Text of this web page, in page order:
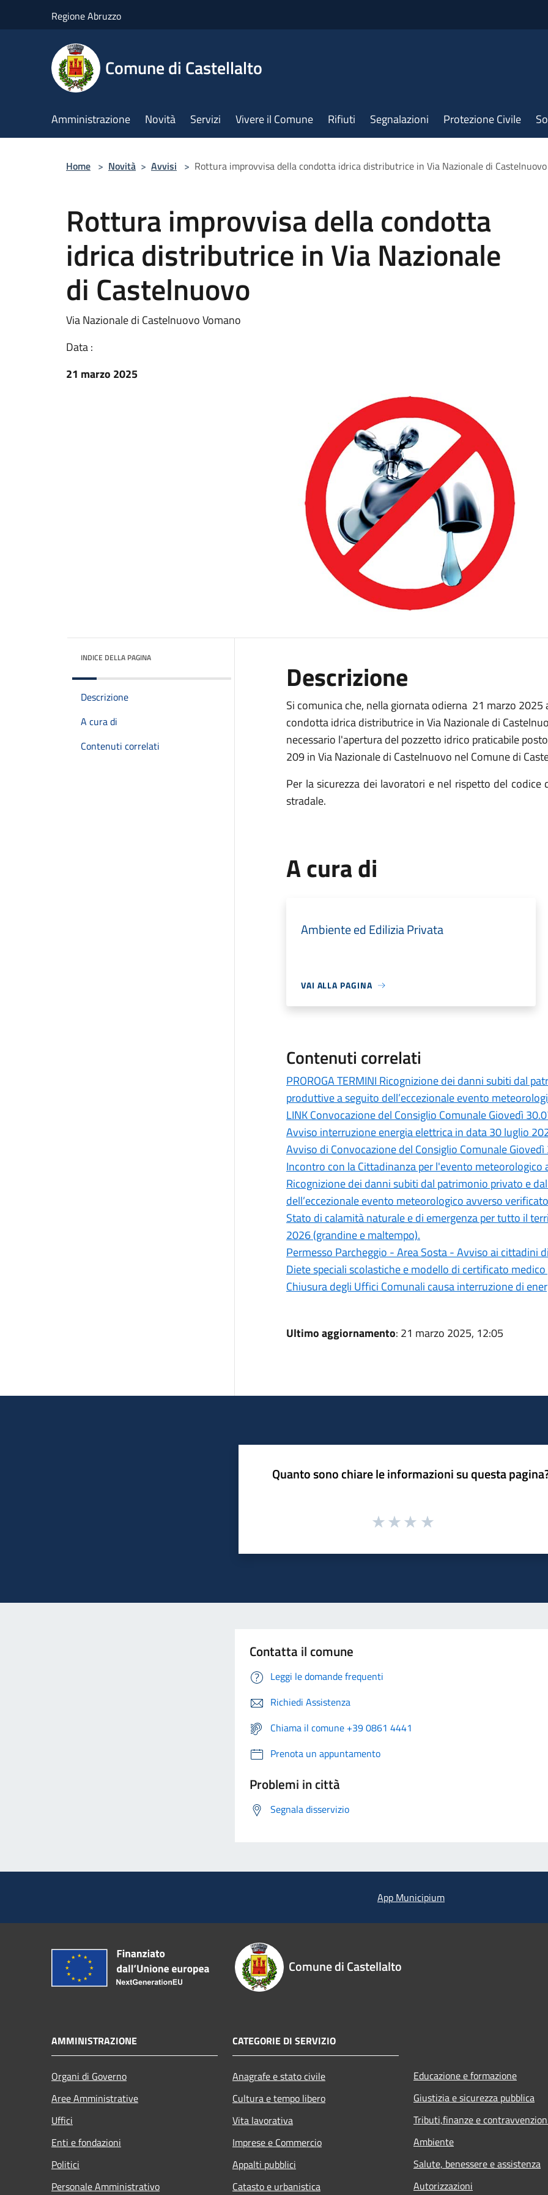
Regione Abruzzo
Comune di Castellalto
Amministrazione Novità Servizi Vivere il Comune Rifiuti Segnalazioni Protezione Civile
Home > Novità > Avvisi > Rottura improvvisa della condotta idrica distributrice in Via Nazionale di Castelnuovo
Rottura improvvisa della condotta
idrica distributrice in Via Nazionale
di Castelnuovo
Via Nazionale di Castelnuovo Vomano
Data :
21 marzo 2025
INDICE DELLA PAGINA
Descrizione
A cura di
Contenuti correlati
Descrizione
Si comunica che, nella giornata odierna 21 marzo 2025
condotta idrica distributrice in Via Nazionale di
necessario l'apertura del pozzetto idrico praticabile
209 in Via Nazionale di Castelnuovo nel Comune di
Per la sicurezza dei lavoratori e nel rispetto del
stradale.
A cura di
Ambiente ed Edilizia Privata
VAI ALLA PAGINA
Contenuti correlati
PROROGA TERMINI Ricognizione dei danni subiti dal
produttive a seguito dell’eccezionale evento
LINK Convocazione del Consiglio Comunale Giovedì
Avviso interruzione energia elettrica in data 30 luglio
Avviso di Convocazione del Consiglio Comunale
Incontro con la Cittadinanza per l'evento
Ricognizione dei danni subiti dal patrimonio privato e
dell’eccezionale evento meteorologico avverso
Stato di calamità naturale e di emergenza per tutto il
2026 (grandine e maltempo).
Permesso Parcheggio - Area Sosta - Avviso ai cittadini
Diete speciali scolastiche e modello di certificato
Chiusura degli Uffici Comunali causa interruzione di
Ultimo aggiornamento: 21 marzo 2025, 12:05
Quanto sono chiare le informazioni su questa
Contatta il comune
Leggi le domande frequenti
Richiedi Assistenza
Chiama il comune +39 0861 4441
Prenota un appuntamento
Problemi in città
Segnala disservizio
App Municipium
Comune di Castellalto
AMMINISTRAZIONE
Organi di Governo
Aree Amministrative
Uffici
Enti e fondazioni
Politici
Personale Amministrativo
CATEGORIE DI SERVIZIO
Anagrafe e stato civile
Cultura e tempo libero
Vita lavorativa
Imprese e Commercio
Appalti pubblici
Catasto e urbanistica
Educazione e formazione
Giustizia e sicurezza pubblica
Tributi,finanze e
Ambiente
Salute, benessere e assistenza
Autorizzazioni